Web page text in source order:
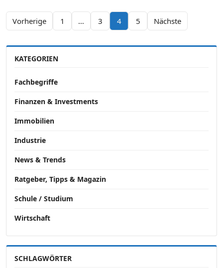
Seitennummerierung der Beiträge
Vorherige 1 … 3 4 5 Nächste
KATEGORIEN
Fachbegriffe
Finanzen & Investments
Immobilien
Industrie
News & Trends
Ratgeber, Tipps & Magazin
Schule / Studium
Wirtschaft
SCHLAGWÖRTER